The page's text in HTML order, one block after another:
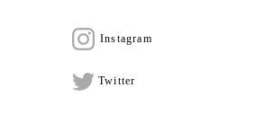
Instagram
Twitter